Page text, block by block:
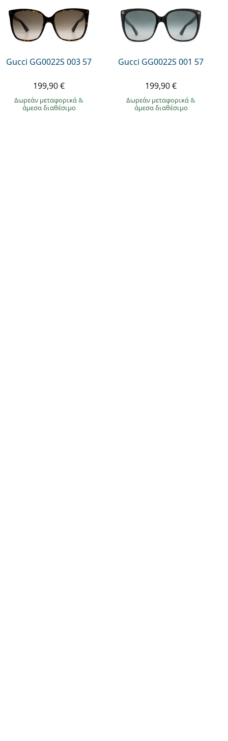
Gucci GG0022S 003 57
199,90 €
Δωρεάν μεταφορικά&
άμεσα διαθέσιμο
Gucci GG0022S 001 57
199,90 €
Δωρεάν μεταφορικά&
άμεσα διαθέσιμο